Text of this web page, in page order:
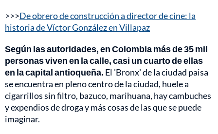
>>>De obrero de construcción a director de cine: la
historia de Víctor González en Villapaz
Según las autoridades, en Colombia más de 35 mil
personas viven en la calle, casi un cuarto de ellas
en la capital antioqueña. El 'Bronx' de la ciudad paisa
se encuentra en pleno centro de la ciudad, huele a
cigarrillos sin filtro, bazuco, marihuana, hay cambuches
y expendios de droga y más cosas de las que se puede
imaginar.